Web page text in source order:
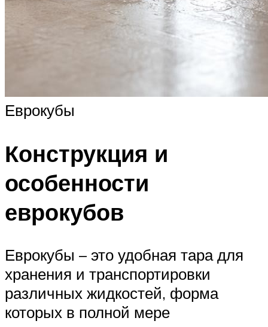
Еврокубы
Конструкция и
особенности
еврокубов
Еврокубы – это удобная тара для
хранения и транспортировки
различных жидкостей, форма
которых в полной мере